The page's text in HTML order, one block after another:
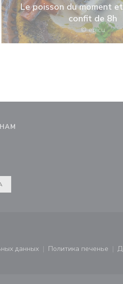
Le poisson du moment
confit de 8h
© epicu
в новом окне))
в новом окне))
данных
в новом окне))
Политика печенье